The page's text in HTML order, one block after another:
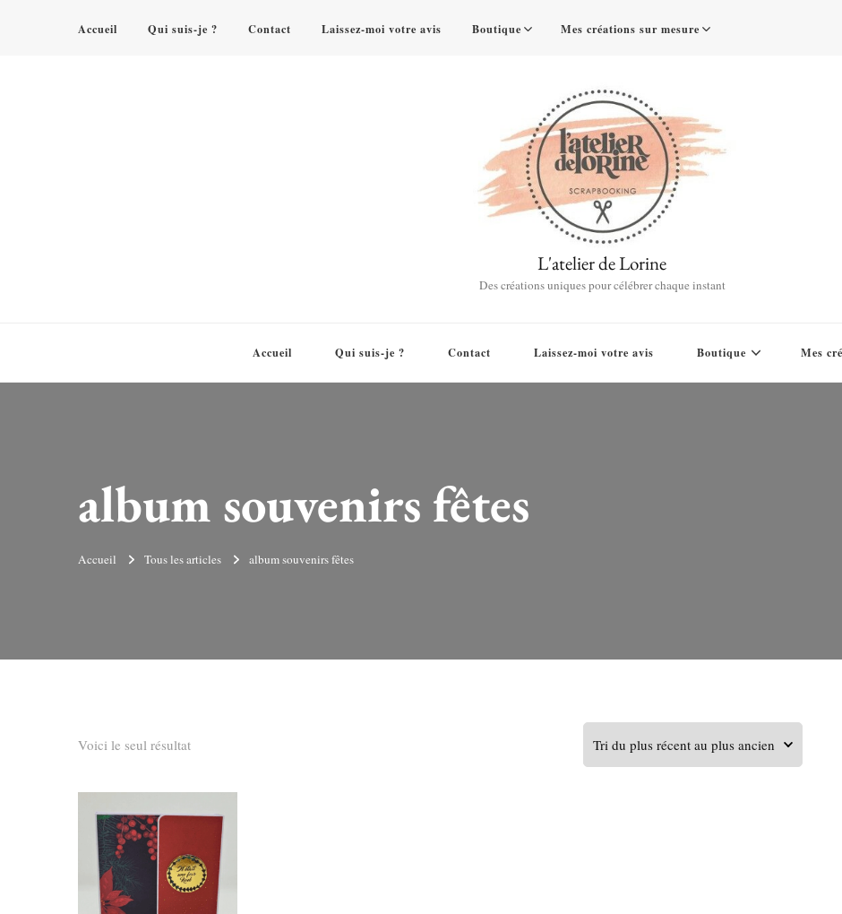
Accueil Qui suis-je ? Contact Laissez-moi votre avis Boutique Mes créations sur mesure
L'atelier de Lorine
Des créations uniques pour célébrer chaque instant
Accueil Qui suis-je ? Contact Laissez-moi votre avis Boutique Mes
album souvenirs fêtes
Accueil Tous les articles album souvenirs fêtes
Voici le seul résultat